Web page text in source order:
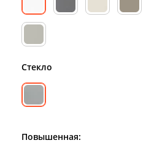
Стекло
Повышенная: